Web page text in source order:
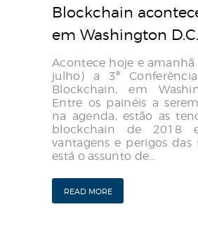
Blockchain
em Washington D.C.
Acontece hoje e amanhã
julho) a 3ª
Blockchain, em
Entre os painéis a
na agenda, estão as
blockchain de 2018
vantagens e perigos das
está o assunto de…
READ MORE